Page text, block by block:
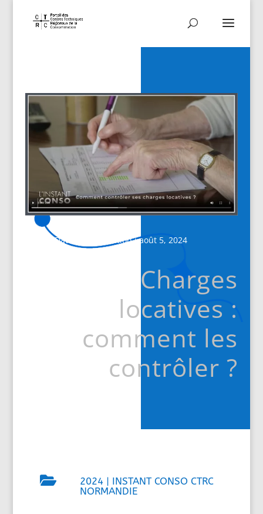
Date de publication : août 5, 2024
Charges
locatives :
comment les
contrôler ?
 2024| INSTANT CONSO CTRC
NORMANDIE